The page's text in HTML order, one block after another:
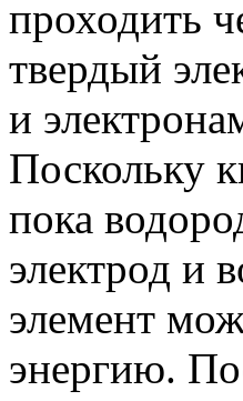
проходить
твердый
и
Поскольку
пока
электрод и
элемент
энергию.